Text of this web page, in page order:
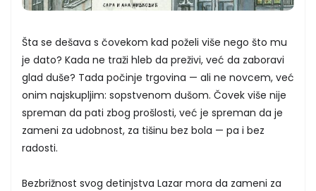
Šta se dešava s čovekom kad poželi više nego što mu
je dato? Kada ne traži hleb da preživi, već da zaboravi
glad duše? Tada počinje trgovina — ali ne novcem, već
onim najskupljim: sopstvenom dušom. Čovek više nije
spreman da pati zbog prošlosti, već je spreman da je
zameni za udobnost, za tišinu bez bola — pa i bez
radosti.
Bezbrižnost svog detinjstva Lazar mora da zameni za